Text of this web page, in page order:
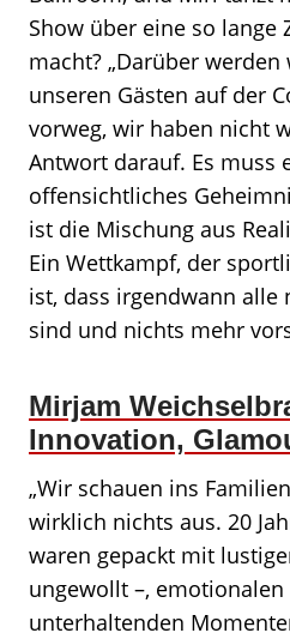
Show über eine so lange
macht? „Darüber
unseren Gästen auf der
vorweg, wir haben nicht
Antwort darauf. Es muss
offensichtliches
ist die Mischung aus
Ein Wettkampf, der
ist, dass irgendwann alle
sind und nichts mehr
Mirjam
Innovation,
„Wir schauen ins
wirklich nichts aus. 20
waren gepackt mit
ungewollt –,
unterhaltenden